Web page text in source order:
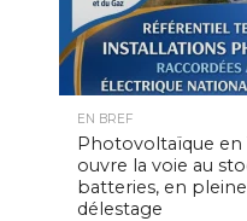
EN BREF
Photovoltaïque en
ouvre la voie au
batteries, en
délestage